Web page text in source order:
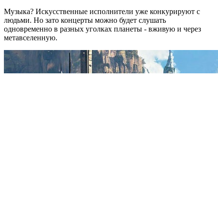
Музыка? Искусственные исполнители уже конкурируют с
людьми. Но зато концерты можно будет слушать
одновременно в разных уголках планеты - вживую и через
метавселенную.